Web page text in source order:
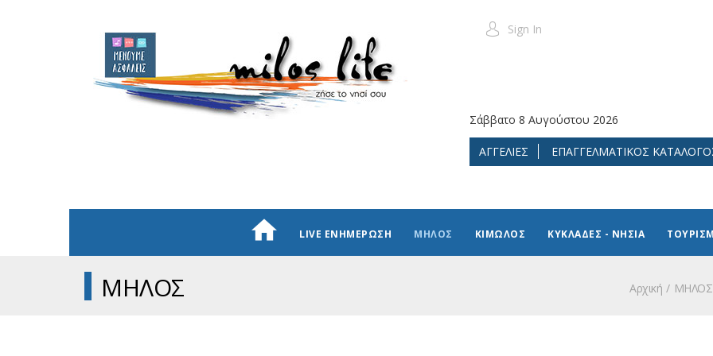
Sign In
Σάββατο 8 Αυγούστου 2026
ΑΓΓΕΛΙΕΣ ΕΠΑΓΓΕΛΜΑΤΙΚΟΣ
LIVE ΕΝΗΜΕΡΩΣΗ ΜΗΛΟΣ ΚΙΜΩΛΟΣ ΚΥΚΛΑΔΕΣ - ΝΗΣΙΑ
ΜΗΛΟΣ Αρχική ΜΗΛΟΣ